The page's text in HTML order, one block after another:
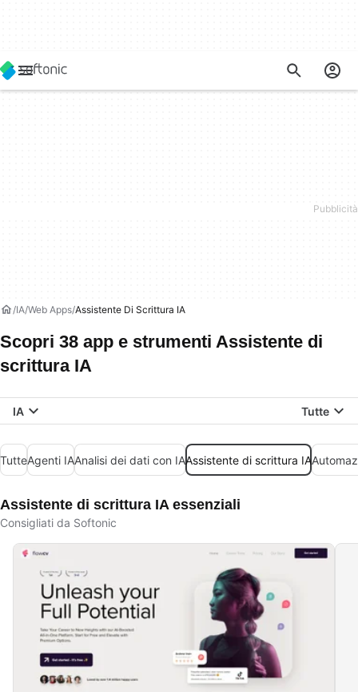
IA Web Apps Assistente Di Scrittura IA
Scopri 38 app e strumenti Assistente di
scrittura IA
IA Tutte
TutteAgenti IAAnalisi dei dati con IAAssistente di scrittura IA
Assistente di scrittura IA essenziali
Consigliati da Softonic